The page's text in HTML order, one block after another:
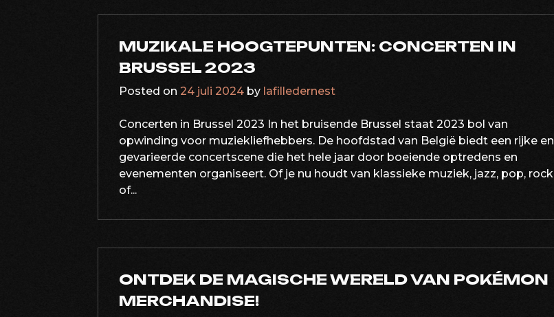
MUZIKALE HOOGTEPUNTEN: CONCERTEN IN
BRUSSEL 2023
Posted on 24 juli 2024 by lafilledernest
Concerten in Brussel 2023 In het bruisende Brussel staat 2023 bol van
opwinding voor muziekliefhebbers. De hoofdstad van België biedt een rijke en
gevarieerde concertscene die het hele jaar door boeiende optredens en
evenementen organiseert. Of je nu houdt van klassieke muziek, jazz, pop, rock
of...
ONTDEK DE MAGISCHE WERELD VAN POKÉMON
MERCHANDISE!